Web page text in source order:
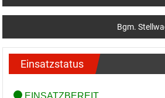
Bgm.
Einsatzstatus